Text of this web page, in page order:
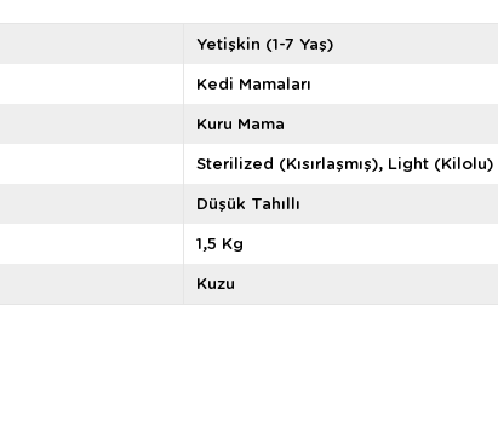
Yetişkin (1-7 Yaş)
Kedi Mamaları
Kuru Mama
Sterilized (Kısırlaşmış) Light (Kilolu)
Düşük Tahıllı
1,5 Kg
Kuzu